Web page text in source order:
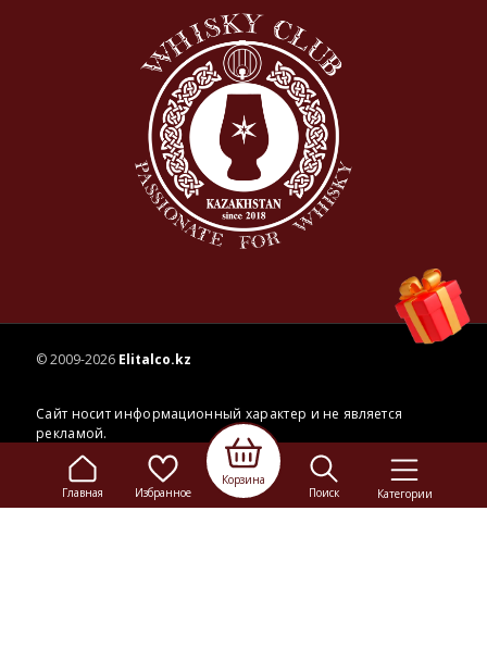
Главная Избранное
Корзина
Поиск
Категории
© 2009-2026 Elitalco.kz
Сайт носит информационный характер и не является
рекламой.
Сделка купли-продажи на основании публичной
осуществляется на территории розничного магазина.